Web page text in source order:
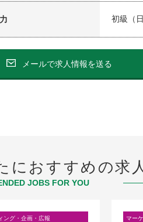
初級（
メールで求人情報を送る
におすすめの求
JOBS FOR YOU
ング・企画・広報 マー